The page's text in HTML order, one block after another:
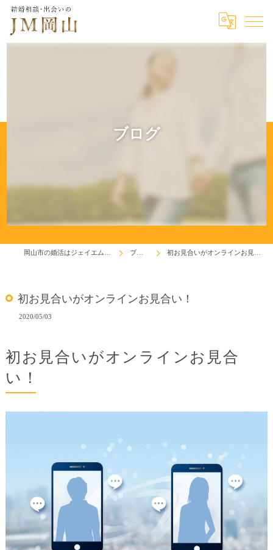
ブログ
ブログ 初お見合いがオンラインお見合い！
初お見合いがオンラインお見合い！
2020/05/03
初お見合いがオンラインお見合
い！